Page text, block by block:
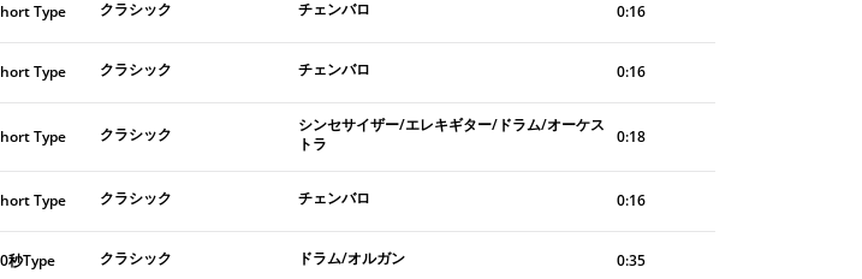
Type クラシック チェンバロ 0:16
Type クラシック チェンバロ 0:16
Type クラシック
シンセサイザー/エレキギター/ドラム/オーケス
トラ
0:18
Type クラシック チェンバロ 0:16
秒Type クラシック ドラム/オルガン 0:35